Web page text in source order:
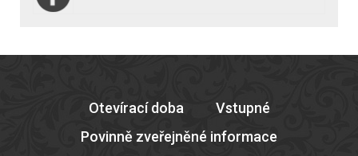
Otevírací doba
Vstupné
Povinně zveřejněné informace